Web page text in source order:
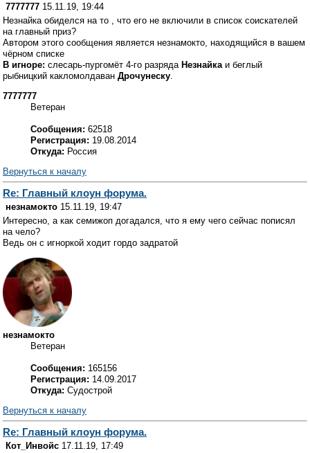
7777777 15.11.19, 19:44
Незнайка обиделся на то , что его не включили в список соискателей
на главный приз?
Автором этого сообщения является незнамокто, находящийся в вашем
чёрном списке
В игноре: слесарь-пургомёт 4-го разряда Незнайка и беглый
рыбницкий какломолдаван Дрочунеску
7777777
Ветеран
Сообщения: 62518
Регистрация: 19.08.2014
Откуда: Россия
Вернуться к началу
Re: Главный клоун форума.
незнамокто 15.11.19, 19:47
Интересно, а как семижоп догадался, что я ему чего сейчас пописял
на чело?
Ведь он с игноркой ходит гордо задратой
незнамокто
Ветеран
Сообщения: 165156
Регистрация: 14.09.2017
Откуда: Судострой
Вернуться к началу
Re: Главный клоун форума.
Кот_Инвойс 17.11.19, 17:49